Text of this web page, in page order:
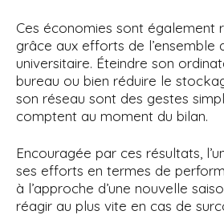
Ces économies sont également
grâce aux efforts de l’ensemble
universitaire. Éteindre son
bureau ou bien réduire le
son réseau sont des gestes
comptent au moment du bilan.
Encouragée par ces résultats,
ses efforts en termes de
à l’approche d’une nouvelle
réagir au plus vite en cas de